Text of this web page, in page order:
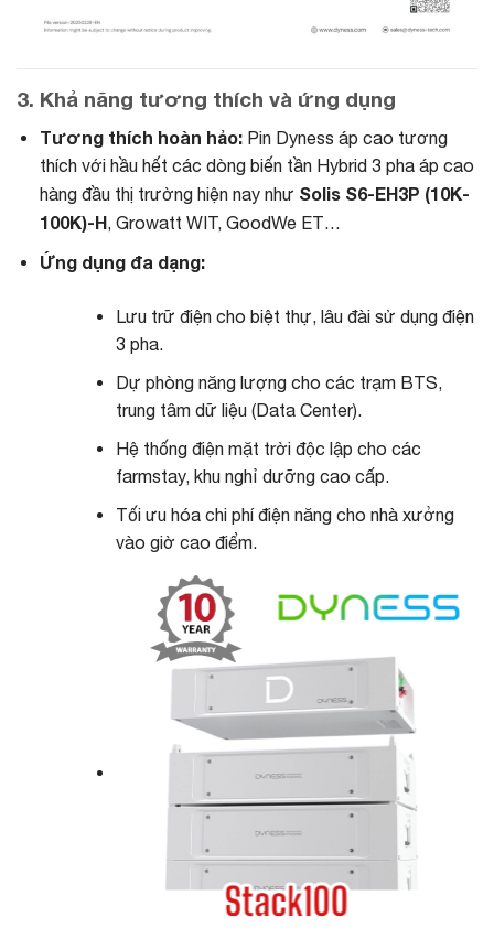
3. Khả năng tương thích và ứng dụng
Tương thích hoàn hảo:Pin Dyness áp cao tương
thích với hầu hết các dòng biến tần Hybrid 3 pha áp cao
hàng đầu thị trường hiện nay như Solis S6-EH3P (10K-
100K)-H, Growatt WIT, GoodWe ET…
Ứng dụng đa dạng:
Lưu trữ điện cho biệt thự, lâu đài sử dụng điện
3 pha.
Dự phòng năng lượng cho các trạm BTS,
trung tâm dữ liệu (Data Center).
Hệ thống điện mặt trời độc lập cho các
farmstay, khu nghỉ dưỡng cao cấp.
Tối ưu hóa chi phí điện năng cho nhà xưởng
vào giờ cao điểm.